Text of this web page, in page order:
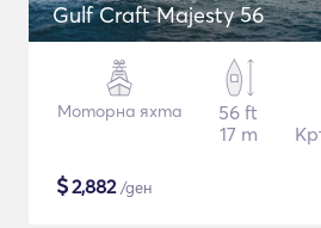
Gulf Craft Majesty 56
Моторна яхта
56 ft
17 m
$2,882/ден